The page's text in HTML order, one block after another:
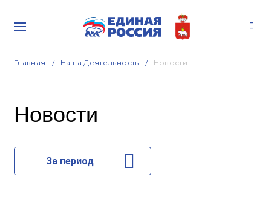
Главная Наша Деятельность Новости
Новости
За период